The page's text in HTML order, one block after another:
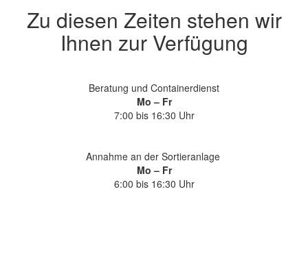
Zu diesen Zeiten stehen wir
Ihnen zur Verfügung
Beratung und Containerdienst
Mo – Fr
7:00 bis 16:30 Uhr
Annahme an der Sortieranlage
Mo – Fr
6:00 bis 16:30 Uhr